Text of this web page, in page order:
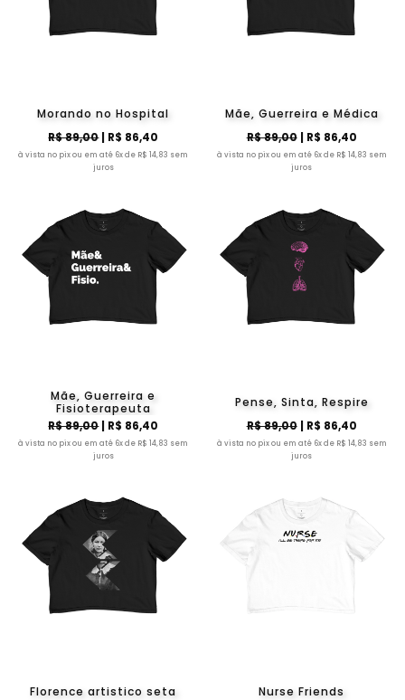
Morando no Hospital
R$ 89,00| R$ 86,40
à vista no pix ou em até 6x de R$ 14,83 sem
juros
Mãe, Guerreira e Médica
R$ 89,00| R$ 86,40
à vista no pix ou em até 6x de R$ 14,83 sem
juros
Mãe, Guerreira e
Fisioterapeuta
R$ 89,00| R$ 86,40
à vista no pix ou em até 6x de R$ 14,83 sem
juros
Pense, Sinta, Respire
R$ 89,00| R$ 86,40
à vista no pix ou em até 6x de R$ 14,83 sem
juros
Florence artistico seta
Nurse Friends